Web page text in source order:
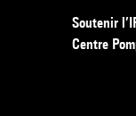
Soutenir
Centre